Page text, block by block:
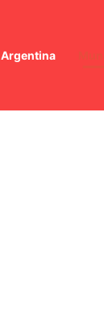
Argentina
afectan los